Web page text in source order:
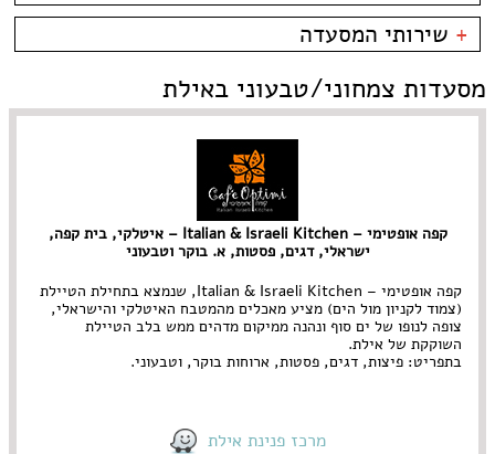
קניון מול הים - טיילת
צמחוני/טבעוני
פירות ים
סושי
אוכל ביתי
בית קפה
טאפאס בר
סיני
כשרות
כשר למהדרין
+ שירותי המסעדה
משלוחים
מסעדות צמחוני/טבעוני באילת
קפה אופטימי – Italian & Israeli Kitchen – איטלקי, בית קפה,
ישראלי, דגים, פסטות, א. בוקר וטבעוני
קפה אופטימי – Italian & Israeli Kitchen, שנמצא בתחילת הטיילת
(צמוד לקניון מול הים) מציע מאכלים מהמטבח האיטלקי והישראלי,
צופה לנופו של ים סוף ונהנה ממיקום מדהים ממש בלב הטיילת
השוקקת של אילת.
בתפריט: פיצות, דגים, פסטות, ארוחות בוקר, וטבעוני.
מרכז פנינת אילת